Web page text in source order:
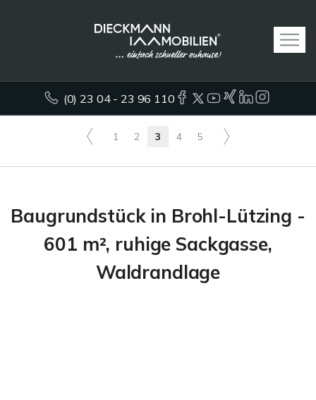
(0) 23 04 - 23 96 110
1 2 3 4 5
Baugrundstück in Brohl-Lützing -
601 m², ruhige Sackgasse,
Waldrandlage